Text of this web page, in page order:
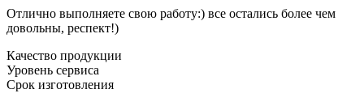
Отлично выполняете свою работу:) все остались более чем
довольны, респект!)
Качество продукции
Уровень сервиса
Срок изготовления